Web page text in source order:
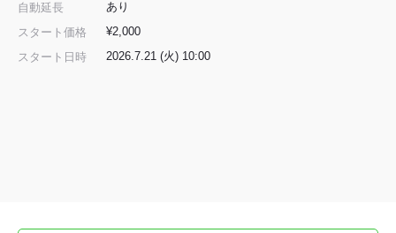
自動延長
あり
スタート価格
¥2,000
スタート日時
2026.7.21 (火) 10:00